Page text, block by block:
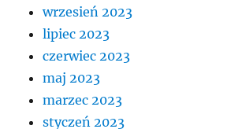
wrzesień 2023
lipiec 2023
czerwiec 2023
maj 2023
marzec 2023
styczeń 2023